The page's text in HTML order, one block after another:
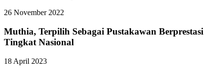
26 November 2022
Muthia, Terpilih Sebagai Pustakawan Berprestasi
Tingkat Nasional
18 April 2023